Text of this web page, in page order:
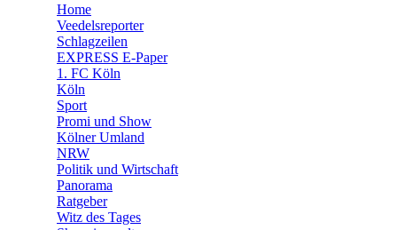
🛒 Shoppingwelt
Home
Veedelsreporter
Schlagzeilen
EXPRESS E-Paper
1. FC Köln
Köln
Sport
Promi und Show
Kölner Umland
NRW
Politik und Wirtschaft
Panorama
Ratgeber
Witz des Tages